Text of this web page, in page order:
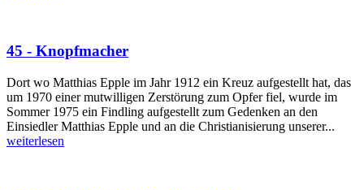
45 - Knopfmacher
Dort wo Matthias Epple im Jahr 1912 ein Kreuz aufgestellt hat, das
um 1970 einer mutwilligen Zerstörung zum Opfer fiel, wurde im
Sommer 1975 ein Findling aufgestellt zum Gedenken an den
Einsiedler Matthias Epple und an die Christianisierung unserer...
weiterlesen